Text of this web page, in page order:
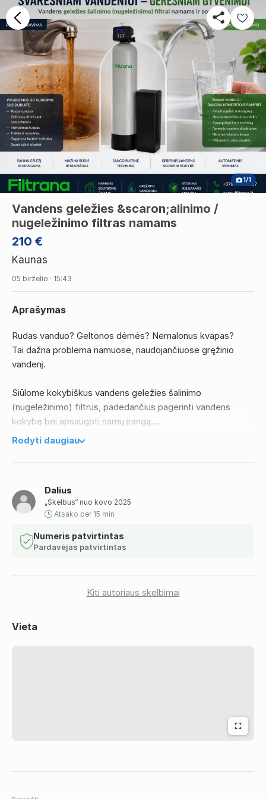
1/1
210 €
Vandens geležies &scaron;alinimo /
nugeležinimo filtras namams
Kaunas
05 birželio · 15:43
Dalius
„Skelbus“ nuo kovo 2025
Atsako per 15 min
Numeris patvirtintas
Pardavėjas patvirtintas
Kiti autoriaus skelbimai
Aprašymas
Rudas vanduo? Geltonos dėmės? Nemalonus kvapas?
Tai dažna problema namuose, naudojančiuose gręžinio
vandenį.
Siūlome kokybiškus vandens geležies šalinimo
(nugeležinimo) filtrus, padedančius pagerinti vandens
kokybę bei apsaugoti namų įrangą.
• Mažinti nemalonius kvapus
• Sumažinti rūdis ir nuosėdas
• Apsaugoti boilerius, katilus ir buitinę techniką
• Pagerinti vandens skonį ir skaidrumą
ūkiams ir kotedžams. Kaina nuo 210 eur.
• Vandens minkštinimo filtrus
Rodyti daugiau
Vieta